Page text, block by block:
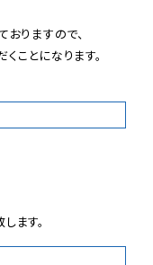
りますので、
ことになります。
ます。